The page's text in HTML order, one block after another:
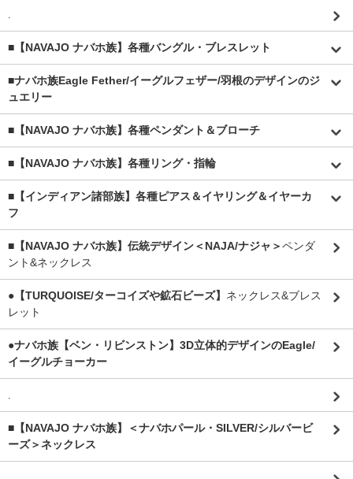
■【NAVAJO ナバホ族】各種バングル・ブレスレット
■ナバホ族Eagle Fether/イーグルフェザー/羽根のデザインのジ
ュエリー
■【NAVAJO ナバホ族】各種ペンダント＆ブローチ
■【NAVAJO ナバホ族】各種リング・指輪
■【インディアン諸部族】各種ピアス＆イヤリング＆イヤーカ
フ
■【NAVAJO ナバホ族】伝統デザイン＜NAJA/ナジャ＞ペンダ
ント&ネックレス
●【TURQUOISE/ターコイズや鉱石ビーズ】 ネックレス&ブレス
レット
●ナバホ族【ベン・リビンストン】3D立体的デザインのEagle/
イーグルチョーカー
■【NAVAJO ナバホ族】＜ナバホパール・SILVER/シルバービ
ーズ＞ネックレス